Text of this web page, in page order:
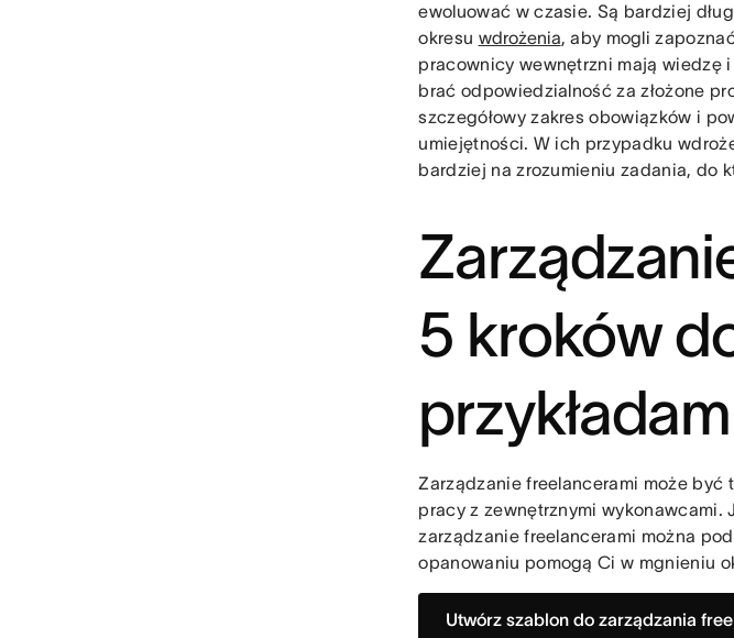
ewoluować w czasie. Są bardziej
okresu wdrożenia, aby mogli
pracownicy wewnętrzni mają wiedzę
brać odpowiedzialność za złożone
szczegółowy zakres obowiązków i
umiejętności. W ich przypadku
bardziej na zrozumieniu zadania, do
5 kroków
Zarządzanie freelancerami może być
pracy z zewnętrznymi wykonawcami.
zarządzanie freelancerami można
opanowaniu pomogą Ci w mgnieniu
Utwórz szablon do zarządzania